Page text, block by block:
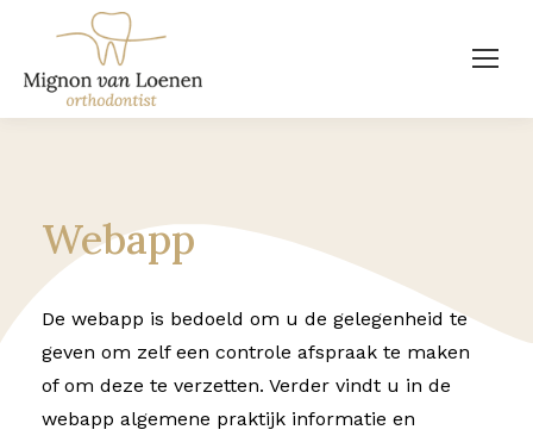
Webapp
De webapp is bedoeld om u de gelegenheid te
geven om zelf een controle afspraak te maken
of om deze te verzetten. Verder vindt u in de
webapp algemene praktijk informatie en